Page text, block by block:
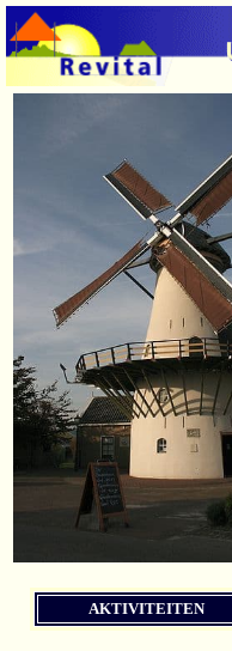
AKTIVITEITEN